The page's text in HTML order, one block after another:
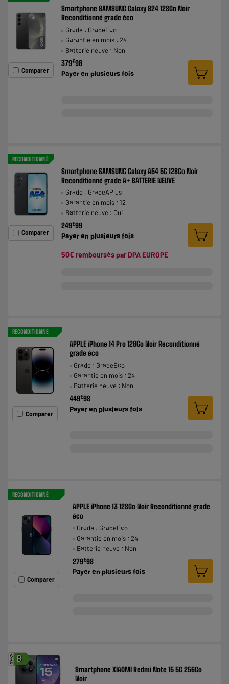
Comparer
Smartphone SAMSUNG Galaxy S24 128Go Noir
Reconditionné grade éco
Grade : GradeEco
Garantie en mois : 24
Batterie neuve : Non
379€98
Payer en plusieurs fois
RECONDITIONNÉ
Comparer
Smartphone SAMSUNG Galaxy A54 5G 128Go Noir
Reconditionné grade A+ BATTERIE NEUVE
Grade : GradeAPlus
Garantie en mois : 12
Batterie neuve : Oui
249€99
Payer en plusieurs fois
50€ remboursés par DPA EUROPE
RECONDITIONNÉ
Comparer
APPLE iPhone 14 Pro 128Go Noir Reconditionné
grade éco
Grade : GradeEco
Garantie en mois : 24
Batterie neuve : Non
449€98
Payer en plusieurs fois
RECONDITIONNÉ
Comparer
APPLE iPhone 13 128Go Noir Reconditionné grade
éco
Grade : GradeEco
Garantie en mois : 24
Batterie neuve : Non
279€98
Payer en plusieurs fois
B
A
G
Smartphone XIAOMI Redmi Note 15 5G 256Go
Noir